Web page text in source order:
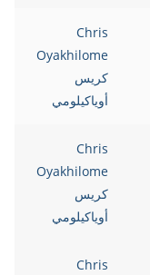
Chris
Oyakhilome
كريس
أوياكيلومي
Chris
Oyakhilome
كريس
أوياكيلومي
Chris